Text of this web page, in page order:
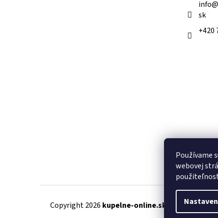
Používame
webovej
info@
sk
+420
Copyright 2026 kupelne-online.sk . Všetky práva